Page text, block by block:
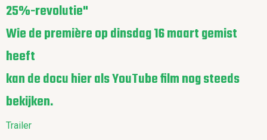
25%-revolutie"
Wie de première op dinsdag 16 maart gemist
heeft
kan de docu hier als YouTube film nog steeds
bekijken.
Trailer